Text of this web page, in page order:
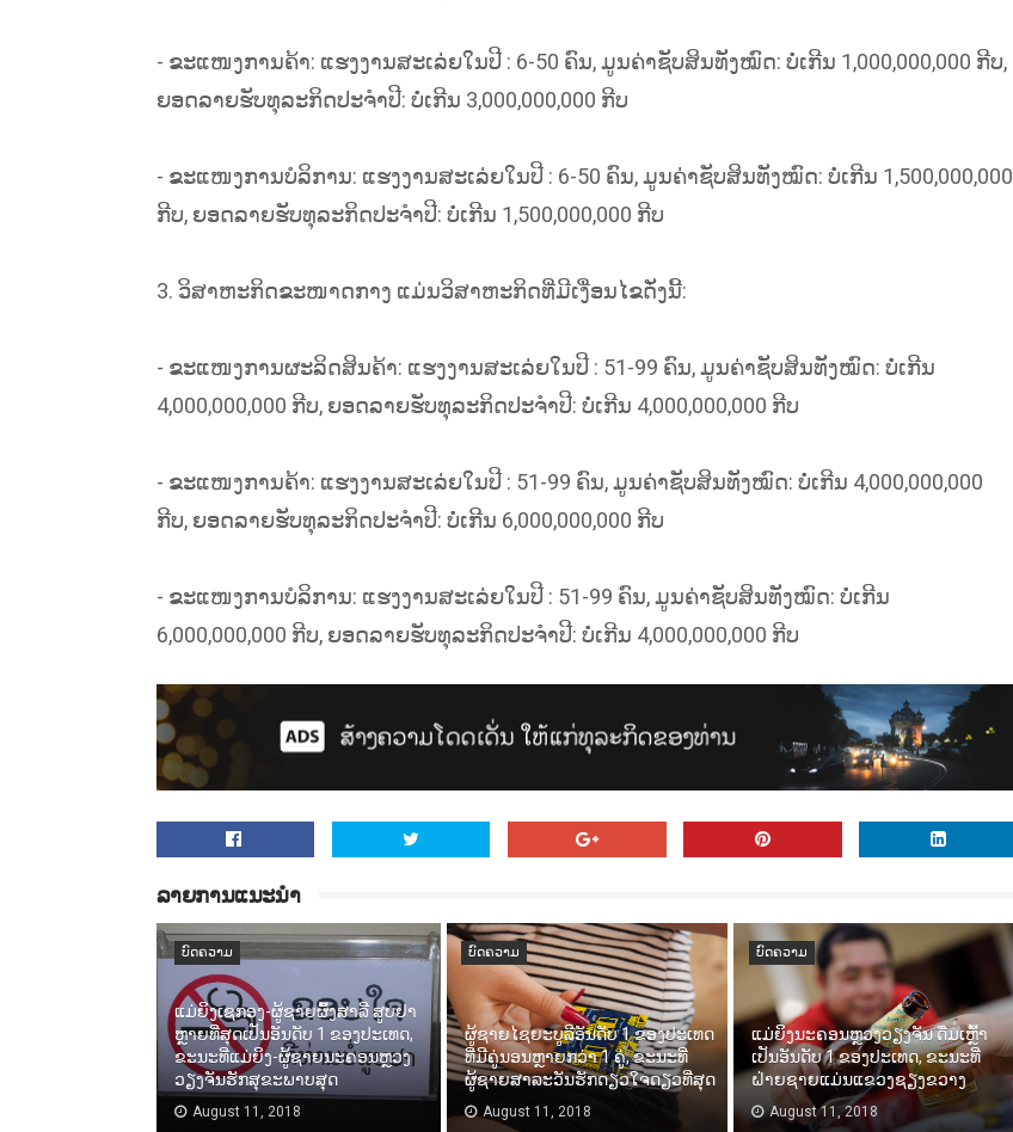
- ຂະແໜງການຄ້າ: ແຮງງານສະເລ່ຍໃນປີ : 6-50 ຄົນ, ມູນຄ່າຊັບສິນທັງໝົດ: ບໍ່ເກີນ 1,000,000,000 ກີບ,
ຍອດລາຍຮັບທຸລະກິດປະຈຳປີ: ບໍ່ເກີນ 3,000,000,000 ກີບ
- ຂະແໜງການບໍລິການ: ແຮງງານສະເລ່ຍໃນປີ : 6-50 ຄົນ, ມູນຄ່າຊັບສິນທັງໝົດ: ບໍ່ເກີນ 1,500,000,000
ກີບ, ຍອດລາຍຮັບທຸລະກິດປະຈຳປີ: ບໍ່ເກີນ 1,500,000,000 ກີບ
3. ວິສາຫະກິດຂະໜາດກາງ ແມ່ນວິສາຫະກິດທີ່ມີເງື່ອນໄຂດັ່ງນີ້:
- ຂະແໜງການຜະລິດສິນຄ້າ: ແຮງງານສະເລ່ຍໃນປີ : 51-99 ຄົນ, ມູນຄ່າຊັບສິນທັງໝົດ: ບໍ່ເກີນ
4,000,000,000 ກີບ, ຍອດລາຍຮັບທຸລະກິດປະຈຳປີ: ບໍ່ເກີນ 4,000,000,000 ກີບ
- ຂະແໜງການຄ້າ: ແຮງງານສະເລ່ຍໃນປີ : 51-99 ຄົນ, ມູນຄ່າຊັບສິນທັງໝົດ: ບໍ່ເກີນ 4,000,000,000
ກີບ, ຍອດລາຍຮັບທຸລະກິດປະຈຳປີ: ບໍ່ເກີນ 6,000,000,000 ກີບ
- ຂະແໜງການບໍລິການ: ແຮງງານສະເລ່ຍໃນປີ : 51-99 ຄົນ, ມູນຄ່າຊັບສິນທັງໝົດ: ບໍ່ເກີນ
6,000,000,000 ກີບ, ຍອດລາຍຮັບທຸລະກິດປະຈຳປີ: ບໍ່ເກີນ 4,000,000,000 ກີບ
ລາຍການແນະນຳ
ບົດຄວາມ
ແມ່ຍິງເຊກອງ-ຜູ້ຊາຍຜົ້ງສາລີ ສູບຢາ
ຫຼາຍທີ່ສຸດເປັນອັນດັບ 1 ຂອງປະເທດ,
ຂະນະທີ່ແມ່ຍິງ-ຜູ້ຊາຍນະຄອນຫຼວງ
ວຽງຈັນຮັກສຸຂະພາບສຸດ
August 11, 2018
ບົດຄວາມ
ຜູ້ຊາຍໄຊຍະບູລີອັນດັບ 1 ຂອງປະເທດ
ທີ່ມີຄູ່ນອນຫຼາຍກວ່າ 1 ຄູ່, ຂະນະທີ່
ຜູ້ຊາຍສາລະວັນຮັກດຽວໃຈດຽວທີ່ສຸດ
August 11, 2018
ບົດຄວາມ
ແມ່ຍິງນະຄອນຫຼວງວຽງຈັນ ດື່ມເຫຼົ້າ
ເປັນອັນດັບ 1​ ຂອງປະເທດ, ຂະນະທີ່
ຝ່າຍຊາຍແມ່ນແຂວງຊຽງຂວາງ
August 11, 2018